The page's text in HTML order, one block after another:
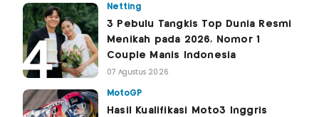
Netting
3 Pebulu Tangkis Top Dunia Resmi
Menikah pada 2026, Nomor 1
Couple Manis Indonesia
07 Agustus 2026
MotoGP
Hasil Kualifikasi Moto3 Inggris